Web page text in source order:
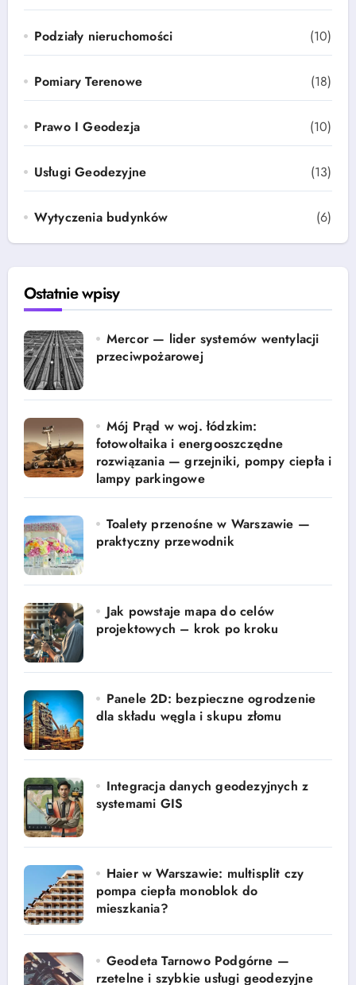
Podziały nieruchomości (10)
Pomiary Terenowe (18)
Prawo I Geodezja (10)
Usługi Geodezyjne (13)
Wytyczenia budynków (6)
Ostatnie wpisy
Mercor — lider systemów wentylacji
przeciwpożarowej
Mój Prąd w woj. łódzkim:
fotowoltaika i energooszczędne
rozwiązania — grzejniki, pompy ciepła i
lampy parkingowe
Toalety przenośne w Warszawie —
praktyczny przewodnik
Jak powstaje mapa do celów
projektowych – krok po kroku
Panele 2D: bezpieczne ogrodzenie
dla składu węgla i skupu złomu
Integracja danych geodezyjnych z
systemami GIS
Haier w Warszawie: multisplit czy
pompa ciepła monoblok do
mieszkania?
Geodeta Tarnowo Podgórne —
rzetelne i szybkie usługi geodezyjne